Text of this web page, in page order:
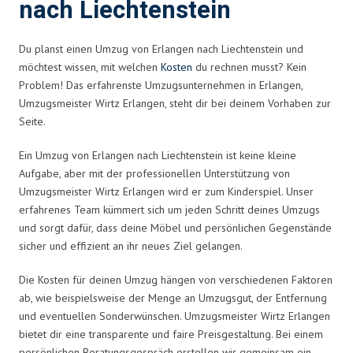
nach Liechtenstein
Du planst einen Umzug von Erlangen nach Liechtenstein und
möchtest wissen, mit welchen Kosten du rechnen musst? Kein
Problem! Das erfahrenste Umzugsunternehmen in Erlangen,
Umzugsmeister Wirtz Erlangen, steht dir bei deinem Vorhaben zur
Seite.
Ein Umzug von Erlangen nach Liechtenstein ist keine kleine
Aufgabe, aber mit der professionellen Unterstützung von
Umzugsmeister Wirtz Erlangen wird er zum Kinderspiel. Unser
erfahrenes Team kümmert sich um jeden Schritt deines Umzugs
und sorgt dafür, dass deine Möbel und persönlichen Gegenstände
sicher und effizient an ihr neues Ziel gelangen.
Die Kosten für deinen Umzug hängen von verschiedenen Faktoren
ab, wie beispielsweise der Menge an Umzugsgut, der Entfernung
und eventuellen Sonderwünschen. Umzugsmeister Wirtz Erlangen
bietet dir eine transparente und faire Preisgestaltung. Bei einem